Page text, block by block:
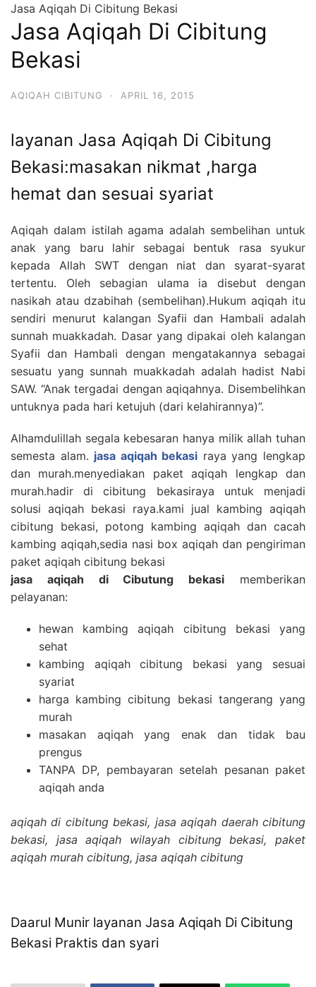
Jasa Aqiqah Di Cibitung Bekasi
Jasa Aqiqah Di Cibitung
Bekasi
AQIQAH CIBITUNG · APRIL 16, 2015
layanan Jasa Aqiqah Di Cibitung
Bekasi:masakan nikmat ,harga
hemat dan sesuai syariat
Aqiqah dalam istilah agama adalah sembelihan untuk
anak yang baru lahir sebagai bentuk rasa syukur
kepada Allah SWT dengan niat dan syarat-syarat
tertentu. Oleh sebagian ulama ia disebut dengan
nasikah atau dzabihah (sembelihan).Hukum aqiqah itu
sendiri menurut kalangan Syafii dan Hambali adalah
sunnah muakkadah. Dasar yang dipakai oleh kalangan
Syafii dan Hambali dengan mengatakannya sebagai
sesuatu yang sunnah muakkadah adalah hadist Nabi
SAW. “Anak tergadai dengan aqiqahnya. Disembelihkan
untuknya pada hari ketujuh (dari kelahirannya)”.
Alhamdulillah segala kebesaran hanya milik allah tuhan
semesta alam. jasa aqiqah bekasi raya yang lengkap
dan murah.menyediakan paket aqiqah lengkap dan
murah.hadir di cibitung bekasiraya untuk menjadi
solusi aqiqah bekasi raya.kami jual kambing aqiqah
cibitung bekasi, potong kambing aqiqah dan cacah
kambing aqiqah,sedia nasi box aqiqah dan pengiriman
paket aqiqah cibitung bekasi
jasa aqiqah di Cibutung bekasi memberikan
pelayanan:
hewan kambing aqiqah cibitung bekasi yang
sehat
kambing aqiqah cibitung bekasi yang sesuai
syariat
harga kambing cibitung bekasi tangerang yang
murah
masakan aqiqah yang enak dan tidak bau
prengus
TANPA DP, pembayaran setelah pesanan paket
aqiqah anda
aqiqah di cibitung bekasi, jasa aqiqah daerah cibitung
bekasi, jasa aqiqah wilayah cibitung bekasi, paket
aqiqah murah cibitung, jasa aqiqah cibitung
Daarul Munir layanan Jasa Aqiqah Di Cibitung
Bekasi Praktis dan syari